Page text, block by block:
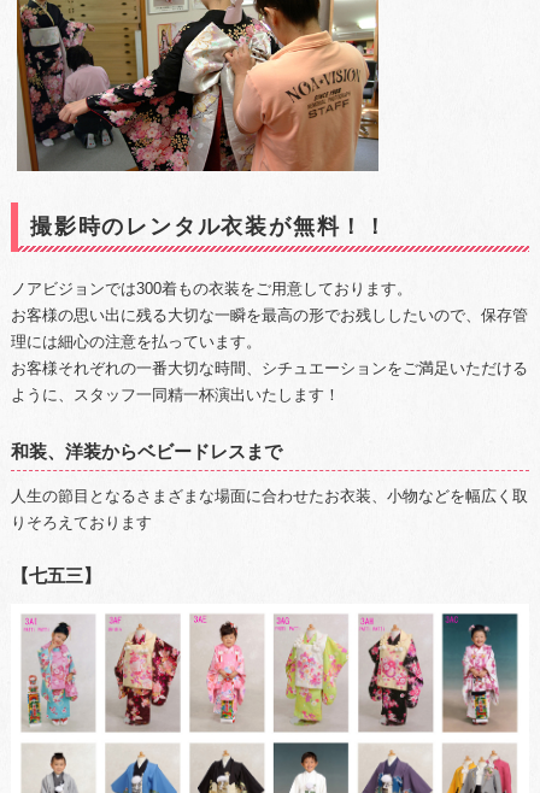
撮影時のレンタル衣装が無料！！
ノアビジョンでは300着もの衣装をご用意しております。
お客様の思い出に残る大切な一瞬を最高の形でお残ししたいので、保存管
理には細心の注意を払っています。
お客様それぞれの一番大切な時間、シチュエーションをご満足いただける
ように、スタッフ一同精一杯演出いたします！
和装、洋装からベビードレスまで
人生の節目となるさまざまな場面に合わせたお衣装、小物などを幅広く取
りそろえております
【七五三】